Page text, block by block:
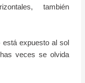
también
está expuesto al sol
veces se olvida